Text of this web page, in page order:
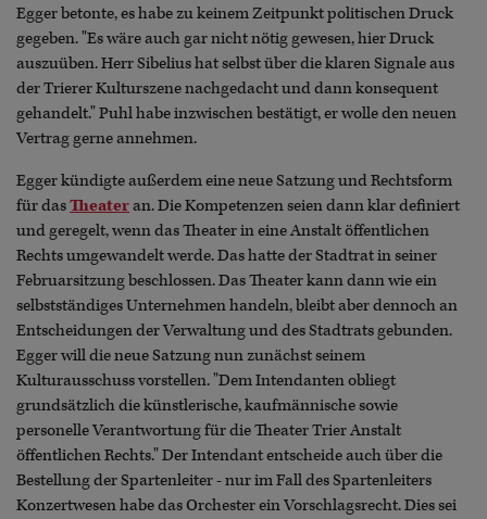
Egger betonte, es habe zu keinem Zeitpunkt politischen Druck
gegeben. "Es wäre auch gar nicht nötig gewesen, hier Druck
auszuüben. Herr Sibelius hat selbst über die klaren Signale aus
der Trierer Kulturszene nachgedacht und dann konsequent
gehandelt." Puhl habe inzwischen bestätigt, er wolle den neuen
Vertrag gerne annehmen.
Egger kündigte außerdem eine neue Satzung und Rechtsform
für dasTheateran. Die Kompetenzen seien dann klar definiert
und geregelt, wenn das Theater in eine Anstalt öffentlichen
Rechts umgewandelt werde. Das hatte der Stadtrat in seiner
Februarsitzung beschlossen. Das Theater kann dann wie ein
selbstständiges Unternehmen handeln, bleibt aber dennoch an
Entscheidungen der Verwaltung und des Stadtrats gebunden.
Egger will die neue Satzung nun zunächst seinem
Kulturausschuss vorstellen. "Dem Intendanten obliegt
grundsätzlich die künstlerische, kaufmännische sowie
personelle Verantwortung für die Theater Trier Anstalt
öffentlichen Rechts." Der Intendant entscheide auch über die
Bestellung der Spartenleiter - nur im Fall des Spartenleiters
Konzertwesen habe das Orchester ein Vorschlagsrecht. Dies sei